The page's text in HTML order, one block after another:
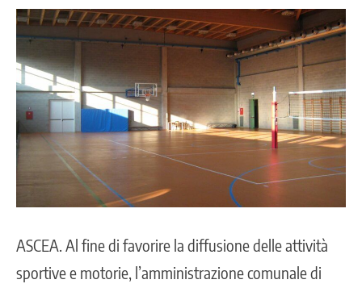
ASCEA. Al fine di favorire la diffusione delle attività
sportive e motorie, l’amministrazione comunale di